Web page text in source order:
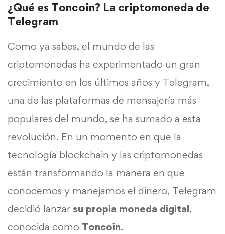
¿Qué es Toncoin? La criptomoneda de
Telegram
Como ya sabes, el mundo de las
criptomonedas ha experimentado un gran
crecimiento en los últimos años y Telegram,
una de las plataformas de mensajería más
populares del mundo, se ha sumado a esta
revolución. En un momento en que la
tecnología blockchain y las criptomonedas
están transformando la manera en que
conocemos y manejamos el dinero, Telegram
decidió lanzar su propia moneda digital,
conocida como Toncoin.